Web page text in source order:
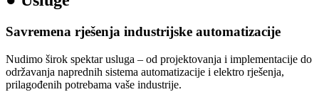
Savremena rješenja industrijske automatizacije
Nudimo širok spektar usluga – od projektovanja i implementacije do
održavanja naprednih sistema automatizacije i elektro rješenja,
prilagođenih potrebama vaše industrije.